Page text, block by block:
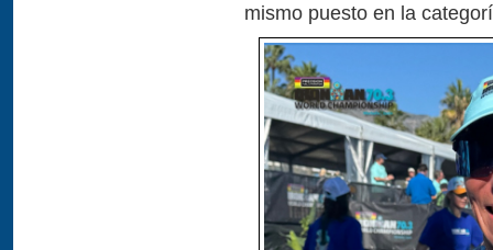
mismo puesto en la